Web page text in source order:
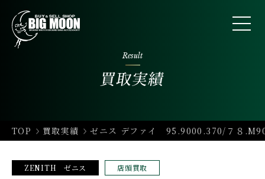
Result
買取実績
TOP 買取実績 ゼニス デファイ 95.9000.370/７８
ZENITH ゼニス 店頭買取